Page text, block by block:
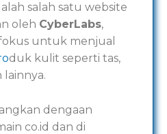
salah satu website
oleh CyberLabs,
untuk menjual
duk kulit seperti tas,
lainnya.
dengaan
co.id dan di